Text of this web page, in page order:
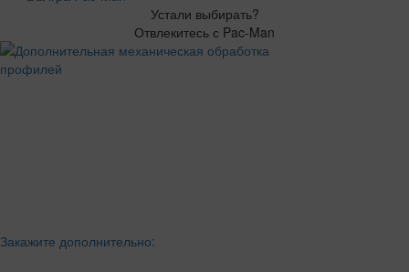
Устали выбирать?
Отвлекитесь с Pac-Man
Закажите дополнительно: